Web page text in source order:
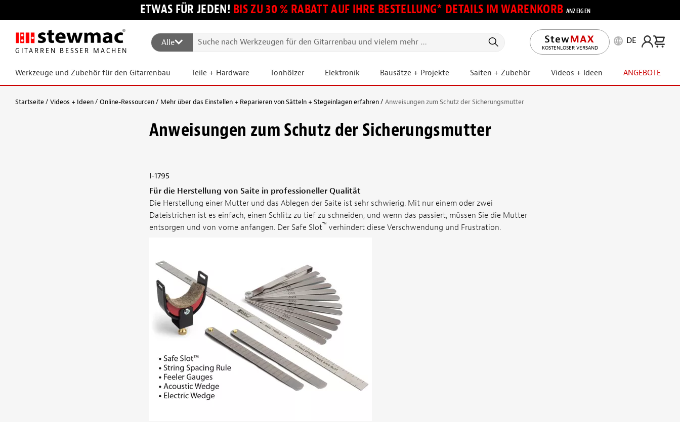
ETWAS FÜR JEDEN! BIS ZU 30 % RABATT AUF IHRE BESTELLUNG* DETAILS IM WARENKORB ANZEIGEN
GITARREN BESSER MACHEN
Alle
KOSTENLOSER VERSAND
DE
Werkzeuge und Zubehör für den Gitarrenbau Teile + Hardware Tonhölzer Elektronik Bausätze + Projekte Saiten + Zubehör Videos + Ideen ANGEBOTE
Startseite Videos + Ideen Online-Ressourcen Mehr über das Einstellen + Reparieren von Sätteln + Stegeinlagen erfahren Anweisungen zum Schutz der Sicherungsmutter
Anweisungen zum Schutz der Sicherungsmutter
I-1795
Für die Herstellung von Saite in professioneller Qualität
Die Herstellung einer Mutter und das Ablegen der Saite ist sehr schwierig. Mit nur einem oder zwei
Dateistrichen ist es einfach, einen Schlitz zu tief zu schneiden, und wenn das passiert, müssen Sie die Mutter
entsorgen und von vorne anfangen. Der Safe Slot™verhindert diese Verschwendung und Frustration.